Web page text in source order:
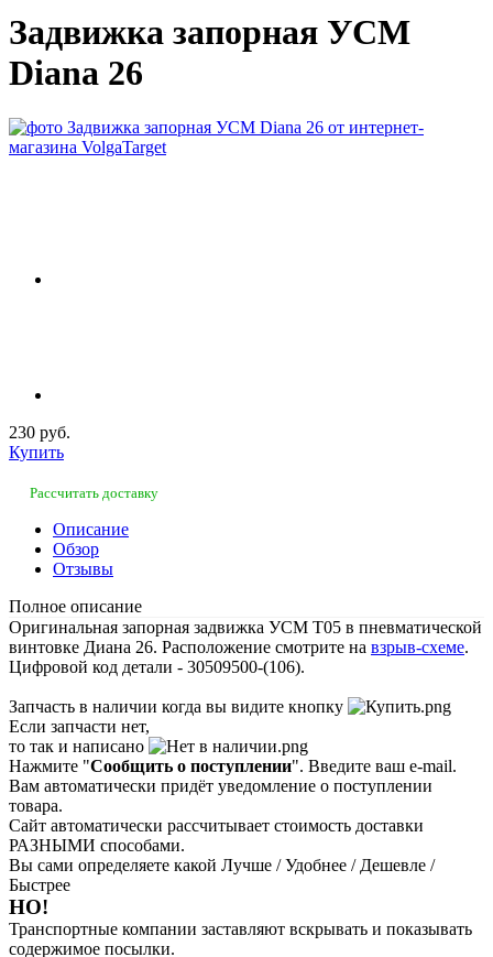
Задвижка запорная УСМ
Diana 26
230 руб.
Купить
Рассчитать доставку
Описание
Обзор
Отзывы
Полное описание
Оригинальная запорная задвижка УСМ Т05 в пневматической
винтовке Диана 26. Расположение смотрите на взрыв-схеме.
Цифровой код детали - 30509500-(106).
Запчасть в наличии когда вы видите кнопку
Если запчасти нет,
то так и написано
Нажмите "Сообщить о поступлении". Введите ваш e-mail.
Вам автоматически придёт уведомление о поступлении
товара.
Сайт автоматически рассчитывает стоимость доставки
РАЗНЫМИ способами.
Вы сами определяете какой Лучше / Удобнее / Дешевле /
Быстрее
НО!
Транспортные компании заставляют вскрывать и показывать
содержимое посылки.